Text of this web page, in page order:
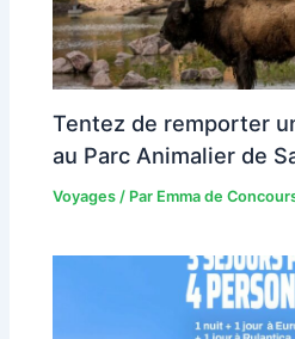
Tentez de remporter
au Parc Animalier de
Voyages / Par Emma de